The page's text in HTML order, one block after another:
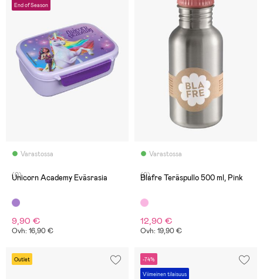
End of Season
Varastossa
(0)
Unicorn Academy Eväsrasia
9,90 €
Ovh: 16,90 €
Varastossa
(0)
Blafre Teräspullo 500 ml, Pink
12,90 €
Ovh: 19,90 €
Outlet -74%
Viimeinen tilaisuus